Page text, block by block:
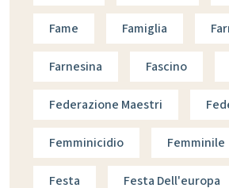
Fame Famiglia
Farnesina Fascino
Federazione Maestri
Femminicidio Femminile
Festa Festa Dell'europa